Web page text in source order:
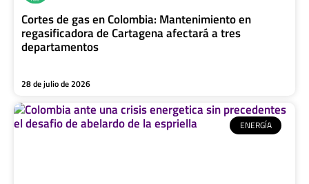
Cortes de gas en Colombia: Mantenimiento en
regasificadora de Cartagena afectará a tres
departamentos
28 de julio de 2026
ENERGÍA